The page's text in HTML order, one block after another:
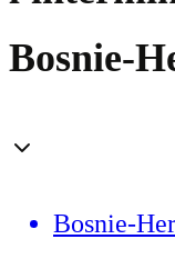
Bosnie-
Bosnie-